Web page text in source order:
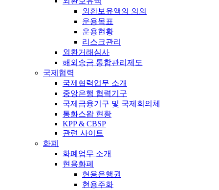
외환보유액의 의의
운용목표
운용현황
리스크관리
외환거래심사
해외송금 통합관리제도
국제협력
국제협력업무 소개
중앙은행 협력기구
국제금융기구 및 국제회의체
통화스왑 현황
KPP & CBSP
관련 사이트
화폐
화폐업무 소개
현용화폐
현용은행권
현용주화